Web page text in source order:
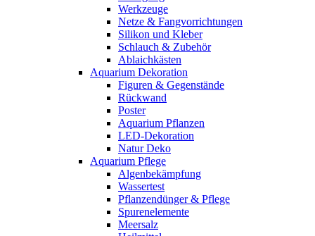
Werkzeuge
Netze & Fangvorrichtungen
Silikon und Kleber
Schlauch & Zubehör
Ablaichkästen
Aquarium Dekoration
Figuren & Gegenstände
Rückwand
Poster
Aquarium Pflanzen
LED-Dekoration
Natur Deko
Aquarium Pflege
Algenbekämpfung
Wassertest
Pflanzendünger & Pflege
Spurenelemente
Meersalz